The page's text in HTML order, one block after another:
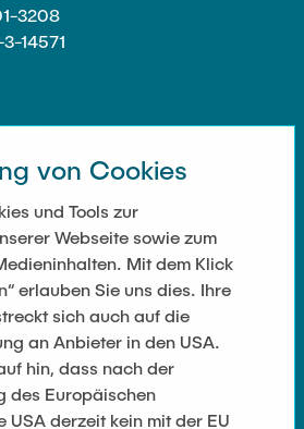
3208
14571
LINKS
von Cookies
und Tools zur
Webseite sowie zum
Mit dem Klick
erlauben Sie uns dies. Ihre
sich auch auf die
an Anbieter in den USA.
hin, dass nach der
des Europäischen
USA derzeit kein mit der EU